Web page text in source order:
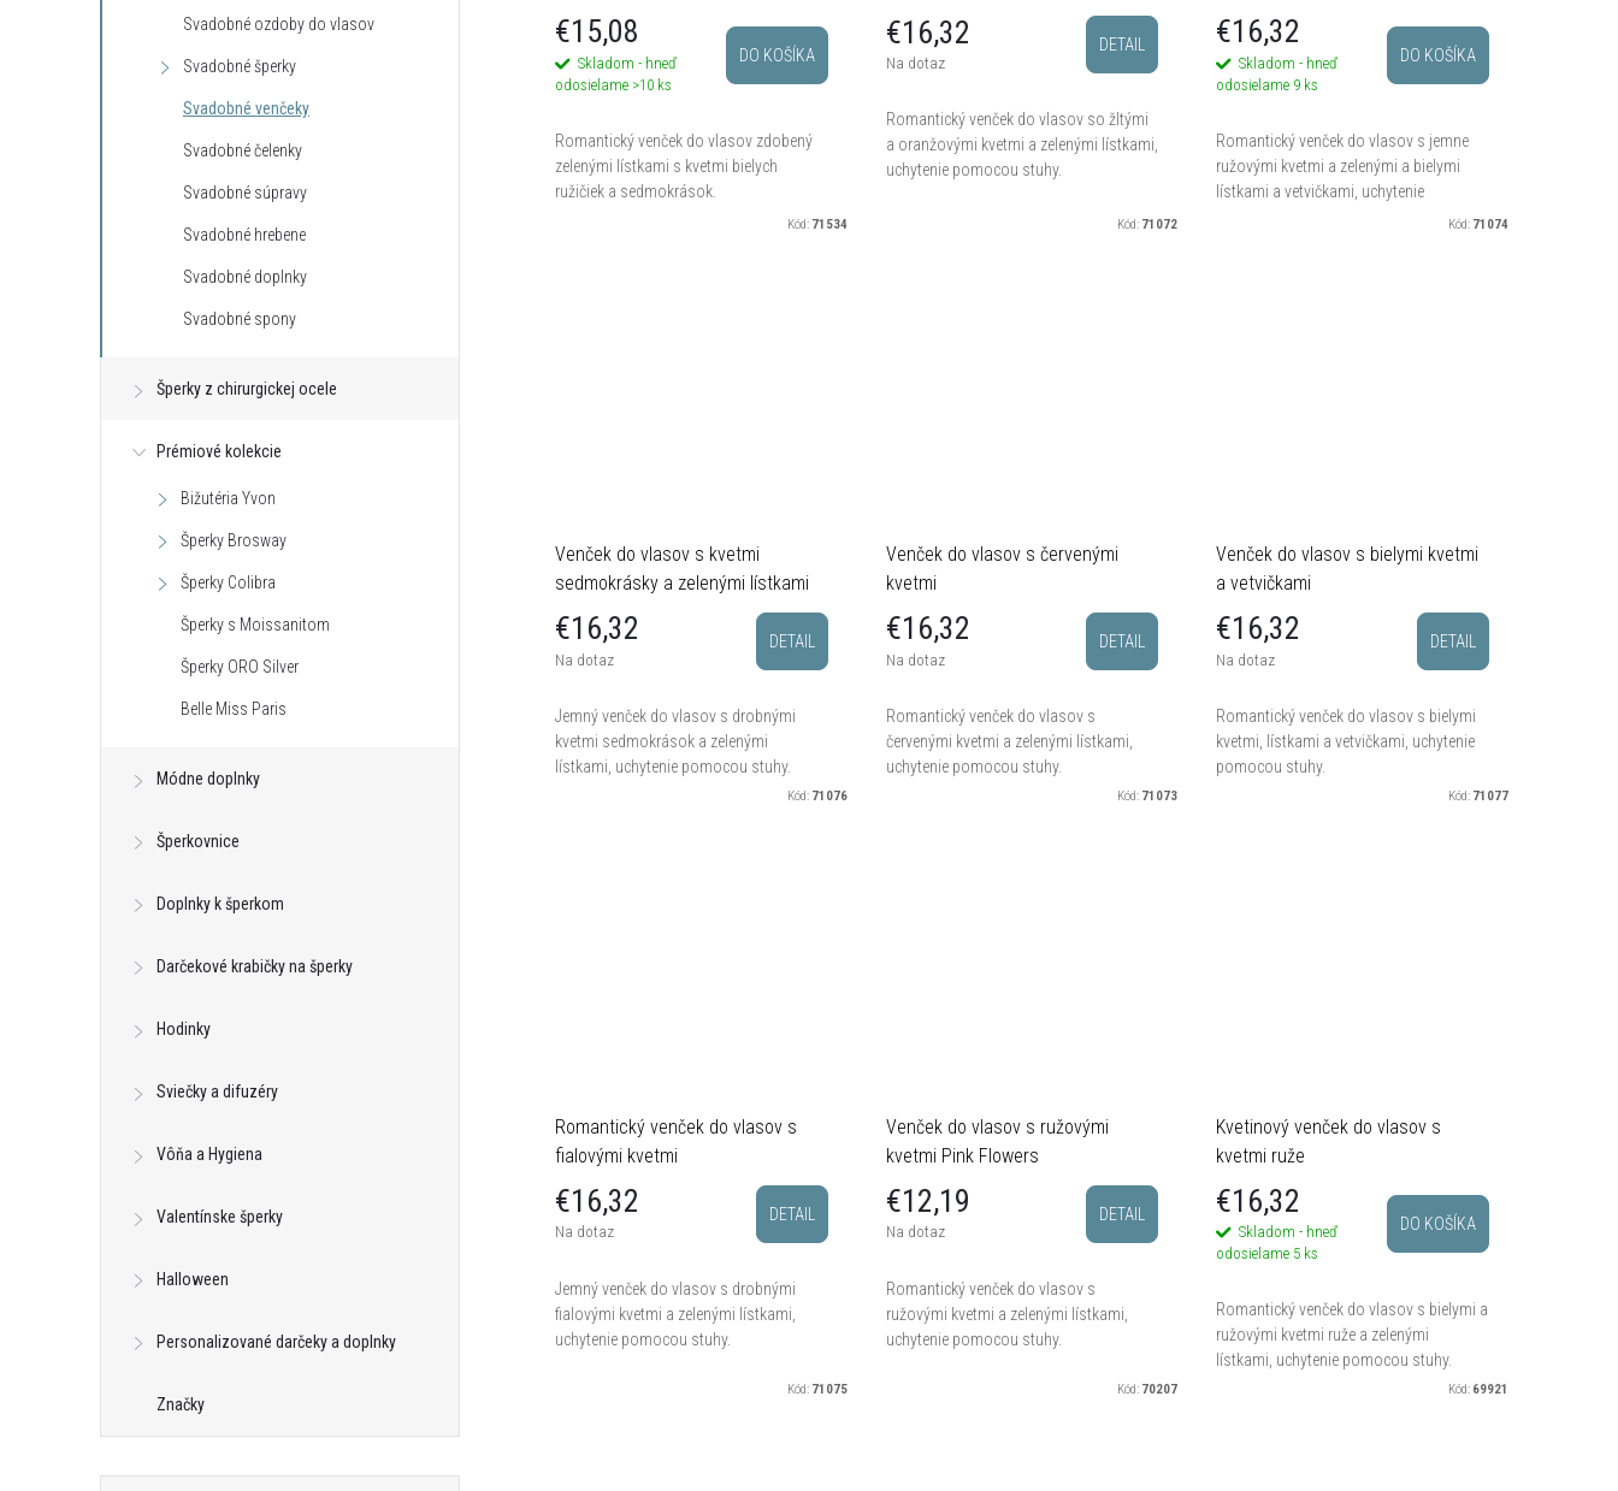
Svadobné ozdoby do vlasov
Svadobné šperky
Svadobné venčeky
Svadobné čelenky
Svadobné súpravy
Svadobné hrebene
Svadobné doplnky
Svadobné spony
Šperky z chirurgickej ocele
Prémiové kolekcie
Bižutéria Yvon
Šperky Brosway
Šperky Colibra
Šperky s Moissanitom
Šperky ORO Silver
Belle Miss Paris
Módne doplnky
Šperkovnice
Doplnky k šperkom
Darčekové krabičky na šperky
Hodinky
Sviečky a difuzéry
Vôňa a Hygiena
Valentínske šperky
Halloween
Personalizované darčeky a doplnky
Značky
€15,08
Skladom - hneď
odosielame >10 ks
DO KOŠÍKA
Romantický venček do vlasov zdobený
zelenými lístkami s kvetmi bielych
ružičiek a sedmokrások.
Kód: 71534
€16,32
Na dotaz
DETAIL
Romantický venček do vlasov so žltými
a oranžovými kvetmi a zelenými lístkami,
uchytenie pomocou stuhy.
Kód: 71072
€16,32
Skladom - hneď
odosielame 9 ks
DO KOŠÍKA
Romantický venček do vlasov s jemne
ružovými kvetmi a zelenými a bielymi
lístkami a vetvičkami, uchytenie
Kód: 71074
Venček do vlasov s kvetmi
sedmokrásky a zelenými lístkami
€16,32
Na dotaz
DETAIL
Jemný venček do vlasov s drobnými
kvetmi sedmokrások a zelenými
lístkami, uchytenie pomocou stuhy.
Kód: 71076
Venček do vlasov s červenými
kvetmi
€16,32
Na dotaz
DETAIL
Romantický venček do vlasov s
červenými kvetmi a zelenými lístkami,
uchytenie pomocou stuhy.
Kód: 71073
Venček do vlasov s bielymi kvetmi
a vetvičkami
€16,32
Na dotaz
DETAIL
Romantický venček do vlasov s bielymi
kvetmi, lístkami a vetvičkami, uchytenie
pomocou stuhy.
Kód: 71077
Romantický venček do vlasov s
fialovými kvetmi
€16,32
Na dotaz
DETAIL
Jemný venček do vlasov s drobnými
fialovými kvetmi a zelenými lístkami,
uchytenie pomocou stuhy.
Kód: 71075
Venček do vlasov s ružovými
kvetmi Pink Flowers
€12,19
Na dotaz
DETAIL
Romantický venček do vlasov s
ružovými kvetmi a zelenými lístkami,
uchytenie pomocou stuhy.
Kód: 70207
Kvetinový venček do vlasov s
kvetmi ruže
€16,32
Skladom - hneď
odosielame 5 ks
DO KOŠÍKA
Romantický venček do vlasov s bielymi a
ružovými kvetmi ruže a zelenými
lístkami, uchytenie pomocou stuhy.
Kód: 69921